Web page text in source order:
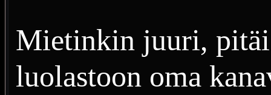
Mietinkin juuri,
luolastoon oma